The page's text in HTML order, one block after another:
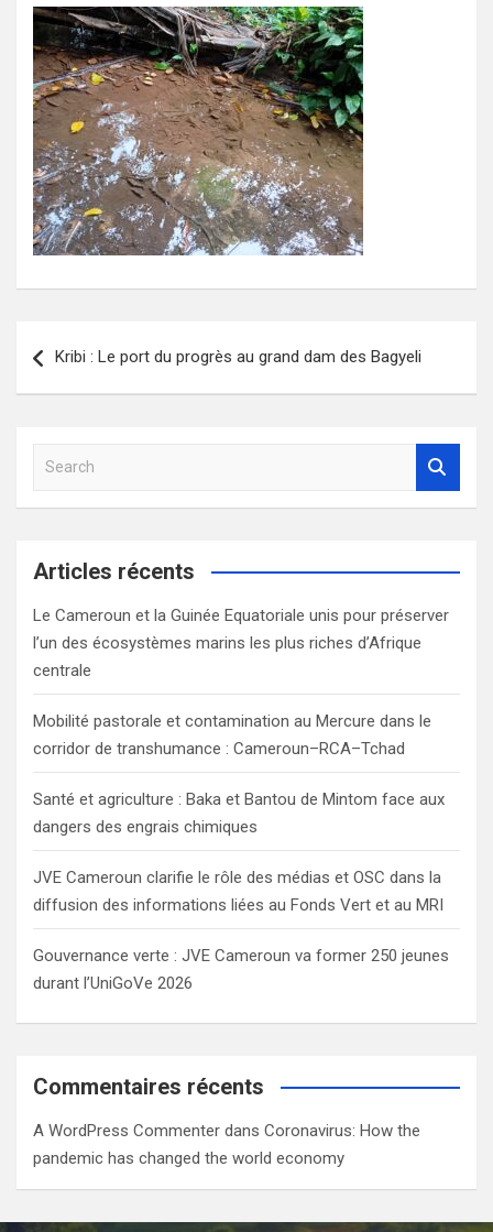
de
Kribi : Le port du progrès au grand dam des Bagyeli
a
c
Articles récents
Le Cameroun et la Guinée Equatoriale unis pour préserver
l’un des écosystèmes marins les plus riches d’Afrique
centrale
Mobilité pastorale et contamination au Mercure dans le
corridor de transhumance : Cameroun–RCA–Tchad
Santé et agriculture : Baka et Bantou de Mintom face aux
dangers des engrais chimiques
JVE Cameroun clarifie le rôle des médias et OSC dans la
diffusion des informations liées au Fonds Vert et au MRI
Gouvernance verte : JVE Cameroun va former 250 jeunes
durant l’UniGoVe 2026
Commentaires récents
A WordPress Commenter dans Coronavirus: How the
pandemic has changed the world economy